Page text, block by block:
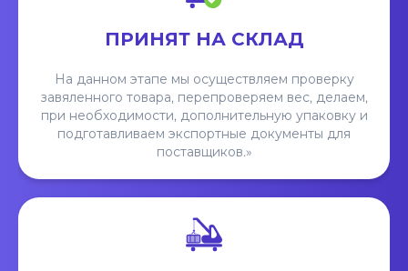
ПРИНЯТ НА СКЛАД
На данном этапе мы осуществляем проверку
завяленного товара, перепроверяем вес, делаем,
при необходимости, дополнительную упаковку и
подготавливаем экспортные документы для
поставщиков.»